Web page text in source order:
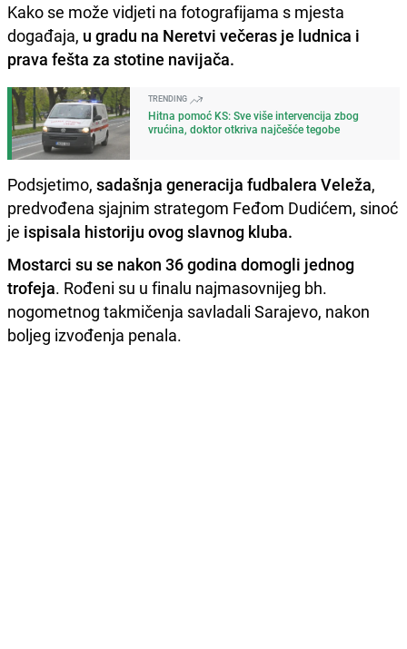
Kako se može vidjeti na fotografijama s mjesta
događaja, u gradu na Neretvi večeras je ludnica i
prava fešta za stotine navijača.
TRENDING
Hitna pomoć KS: Sve više intervencija zbog
vrućina, doktor otkriva najčešće tegobe
Podsjetimo, sadašnja generacija fudbalera Veleža,
predvođena sjajnim strategom Feđom Dudićem, sinoć
je ispisala historiju ovog slavnog kluba.
Mostarci su se nakon 36 godina domogli jednog
trofeja. Rođeni su u finalu najmasovnijeg bh.
nogometnog takmičenja savladali Sarajevo, nakon
boljeg izvođenja penala.